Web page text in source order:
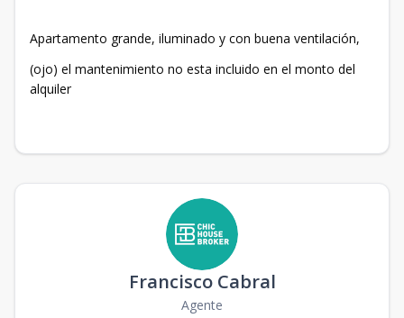
Apartamento grande, iluminado y con buena ventilación,
(ojo) el mantenimiento no esta incluido en el monto del
alquiler
Francisco Cabral
Agente